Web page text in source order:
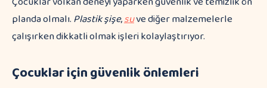
planda olmalı.Plastik şişe,suve diğer malzemelerle
çalışırken dikkatli olmak işleri kolaylaştırıyor.
Çocuklar için güvenlik önlemleri